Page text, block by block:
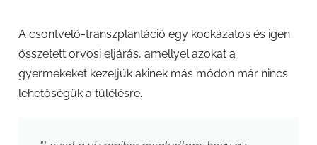
A csontvelő-transzplantáció egy kockázatos és igen
összetett orvosi eljárás, amellyel azokat a
gyermekeket kezeljük akinek más módon már nincs
lehetőségük a túlélésre.